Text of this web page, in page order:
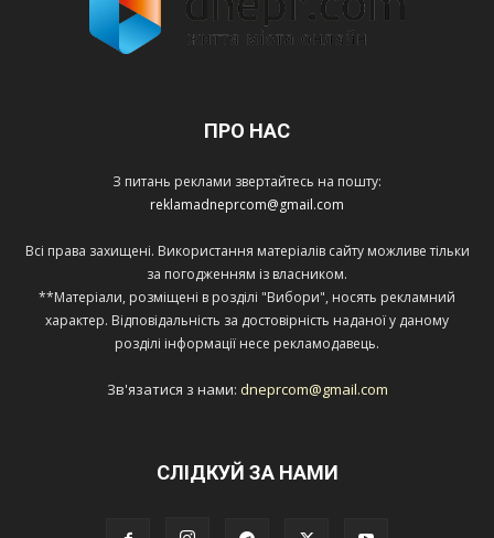
ПРО НАС
З питань реклами звертайтесь на пошту:
reklamadneprcom@gmail.com
Всі права захищені. Використання матеріалів сайту можливе тільки
за погодженням із власником.
**Матеріали, розміщені в розділі "Вибори", носять рекламний
характер. Відповідальність за достовірність наданої у даному
розділі інформації несе рекламодавець.
Зв'язатися з нами: dneprcom@gmail.com
СЛІДКУЙ ЗА НАМИ